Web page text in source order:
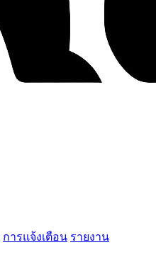
การแจ้งเตือน รายงาน